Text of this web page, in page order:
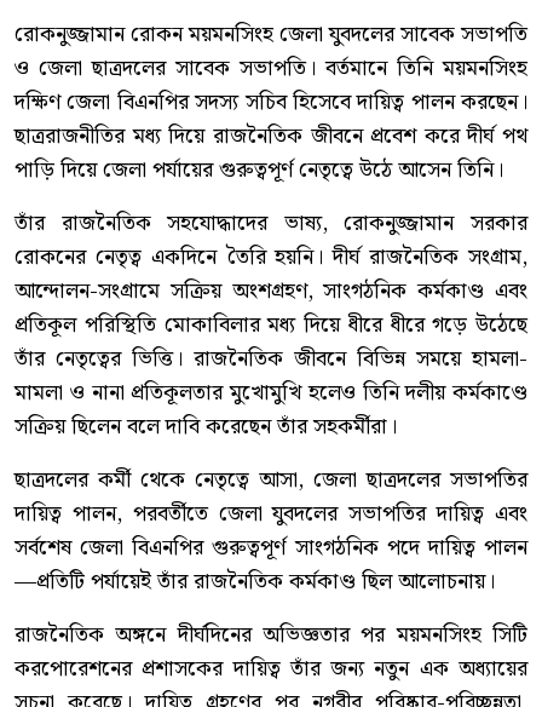
রোকনুজ্জামান রোকন ময়মনসিংহ জেলা যুবদলের সাবেক সভাপতি
ও জেলা ছাত্রদলের সাবেক সভাপতি। বর্তমানে তিনি ময়মনসিংহ
দক্ষিণ জেলা বিএনপির সদস্য সচিব হিসেবে দায়িত্ব পালন করছেন।
ছাত্ররাজনীতির মধ্য দিয়ে রাজনৈতিক জীবনে প্রবেশ করে দীর্ঘ পথ
পাড়ি দিয়ে জেলা পর্যায়ের গুরুত্বপূর্ণ নেতৃত্বে উঠে আসেন তিনি।
তাঁর রাজনৈতিক সহযোদ্ধাদের ভাষ্য, রোকনুজ্জামান সরকার
রোকনের নেতৃত্ব একদিনে তৈরি হয়নি। দীর্ঘ রাজনৈতিক সংগ্রাম,
আন্দোলন-সংগ্রামে সক্রিয় অংশগ্রহণ, সাংগঠনিক কর্মকাণ্ড এবং
প্রতিকূল পরিস্থিতি মোকাবিলার মধ্য দিয়ে ধীরে ধীরে গড়ে উঠেছে
তাঁর নেতৃত্বের ভিত্তি। রাজনৈতিক জীবনে বিভিন্ন সময়ে হামলা-
মামলা ও নানা প্রতিকূলতার মুখোমুখি হলেও তিনি দলীয় কর্মকাণ্ডে
সক্রিয় ছিলেন বলে দাবি করেছেন তাঁর সহকর্মীরা।
ছাত্রদলের কর্মী থেকে নেতৃত্বে আসা, জেলা ছাত্রদলের সভাপতির
দায়িত্ব পালন, পরবর্তীতে জেলা যুবদলের সভাপতির দায়িত্ব এবং
সর্বশেষ জেলা বিএনপির গুরুত্বপূর্ণ সাংগঠনিক পদে দায়িত্ব পালন
—প্রতিটি পর্যায়েই তাঁর রাজনৈতিক কর্মকাণ্ড ছিল আলোচনায়।
রাজনৈতিক অঙ্গনে দীর্ঘদিনের অভিজ্ঞতার পর ময়মনসিংহ সিটি
করপোরেশনের প্রশাসকের দায়িত্ব তাঁর জন্য নতুন এক অধ্যায়ের